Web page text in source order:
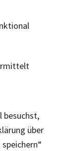
sonstiges
besuchst,
über